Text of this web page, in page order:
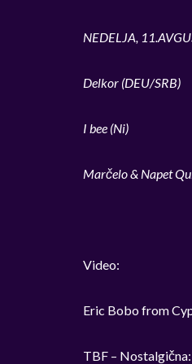
NEDELJA,
Delkor (DEU/SRB)
I bee (Ni)
Marčelo & Napet
Video:
Eric Bobo from
TBF – Nostalgična: